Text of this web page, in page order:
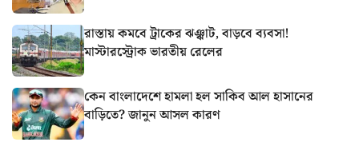
রাস্তায় কমবে ট্রাকের ঝঞ্ঝাট, বাড়বে ব্যবসা!
মাস্টারস্ট্রোক ভারতীয় রেলের
কেন বাংলাদেশে হামলা হল সাকিব আল হাসানের
বাড়িতে? জানুন আসল কারণ